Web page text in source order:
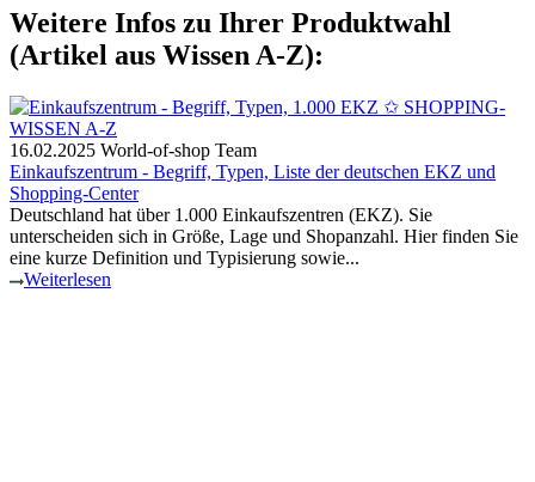
Weitere Infos zu Ihrer Produktwahl
(Artikel aus Wissen A-Z):
16.02.2025 World-of-shop Team
Einkaufszentrum - Begriff, Typen, Liste der deutschen EKZ und
Shopping-Center
Deutschland hat über 1.000 Einkaufszentren (EKZ). Sie
unterscheiden sich in Größe, Lage und Shopanzahl. Hier finden Sie
eine kurze Definition und Typisierung sowie...
Weiterlesen